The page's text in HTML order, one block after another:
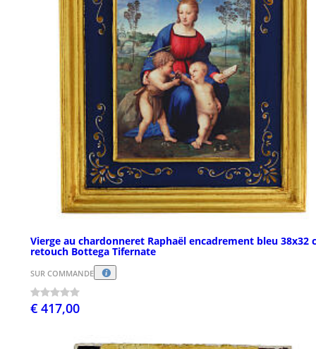
Vierge au chardonneret Raphaël encadrement bleu 38x32
retouch Bottega Tifernate
SUR COMMANDE
€ 417,00